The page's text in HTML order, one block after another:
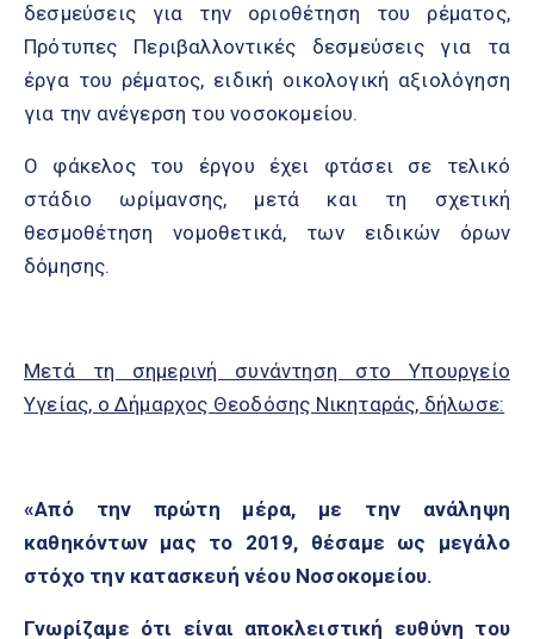
δεσμεύσεις για την οριοθέτηση του ρέματος,
Πρότυπες Περιβαλλοντικές δεσμεύσεις για τα
έργα του ρέματος, ειδική οικολογική αξιολόγηση
για την ανέγερση του νοσοκομείου.
Ο φάκελος του έργου έχει φτάσει σε τελικό
στάδιο ωρίμανσης, μετά και τη σχετική
θεσμοθέτηση νομοθετικά, των ειδικών όρων
δόμησης.
Μετά τη σημερινή συνάντηση στο Υπουργείο
Υγείας, ο Δήμαρχος Θεοδόσης Νικηταράς, δήλωσε:
«Από την πρώτη μέρα, με την ανάληψη
καθηκόντων μας το 2019, θέσαμε ως μεγάλο
στόχο την κατασκευή νέου Νοσοκομείου.
Γνωρίζαμε ότι είναι αποκλειστική ευθύνη του